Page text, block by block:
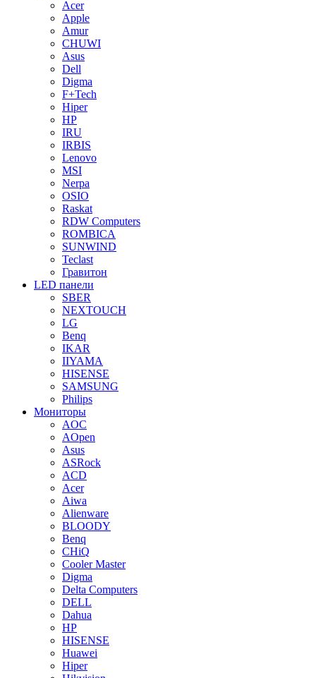
Acer
Apple
Amur
CHUWI
Asus
Dell
Digma
F+Tech
Hiper
HP
IRU
IRBIS
Lenovo
MSI
Nerpa
OSIO
Raskat
RDW Computers
ROMBICA
SUNWIND
Teclast
Гравитон
LED панели
SBER
NEXTOUCH
LG
Benq
IKAR
IIYAMA
HISENSE
SAMSUNG
Philips
Мониторы
AOC
AOpen
Asus
ASRock
ACD
Acer
Aiwa
Alienware
BLOODY
Benq
CHiQ
Cooler Master
Digma
Delta Computers
DELL
Dahua
HP
HISENSE
Huawei
Hiper